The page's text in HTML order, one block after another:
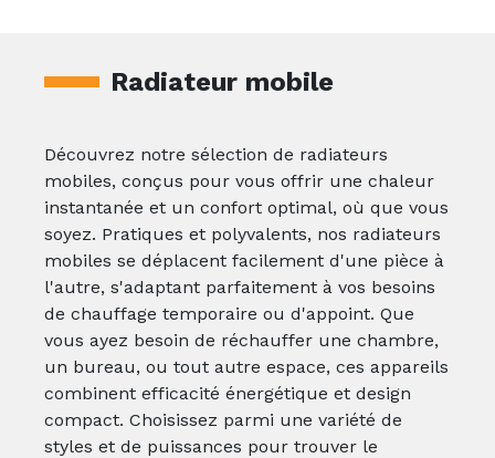
Radiateur mobile
Découvrez notre sélection de radiateurs
mobiles, conçus pour vous offrir une chaleur
instantanée et un confort optimal, où que vous
soyez. Pratiques et polyvalents, nos radiateurs
mobiles se déplacent facilement d'une pièce à
l'autre, s'adaptant parfaitement à vos besoins
de chauffage temporaire ou d'appoint. Que
vous ayez besoin de réchauffer une chambre,
un bureau, ou tout autre espace, ces appareils
combinent efficacité énergétique et design
compact. Choisissez parmi une variété de
styles et de puissances pour trouver le